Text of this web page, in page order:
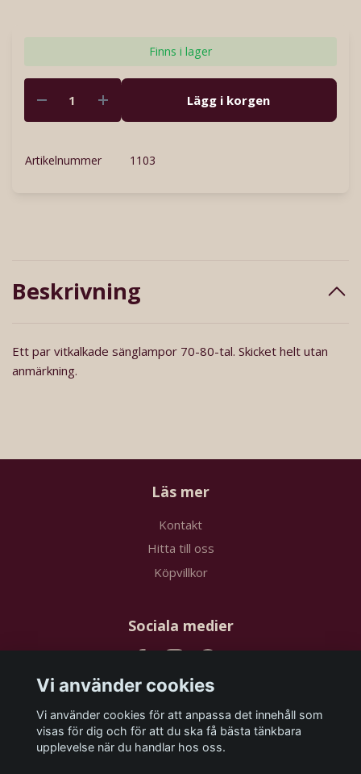
Finns i lager
Lägg i korgen
Artikelnummer 1103
Beskrivning
Ett par vitkalkade sänglampor 70-80-tal. Skicket helt utan
anmärkning.
Läs mer
Kontakt
Hitta till oss
Köpvillkor
Sociala medier
Prenumerera på vårt nyhetsbrev
Vi använder cookies
Vi använder cookies för att anpassa det innehåll som
visas för dig och för att du ska få bästa tänkbara
upplevelse när du handlar hos oss.